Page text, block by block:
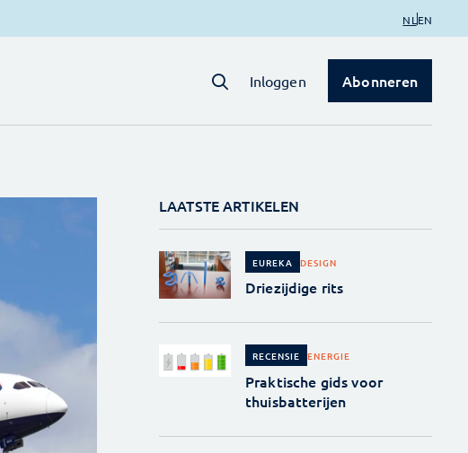
NL EN
Inloggen Abonneren
LAATSTE ARTIKELEN
EUREKA DESIGN
Driezijdige rits
RECENSIE ENERGIE
Praktische gids voor
thuisbatterijen